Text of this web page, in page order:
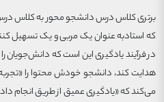
برتری کلاس درس دانشجو محور به کلاس
که استادبه عنوان یک مربی و یک تسهیل
در فرآیند یادگیری این است که دانش‌جویان
هدایت کند، دانشجو خودش محتوا را «تجربه»
می‌کند که «یادگیری عمیق از طریق انجام